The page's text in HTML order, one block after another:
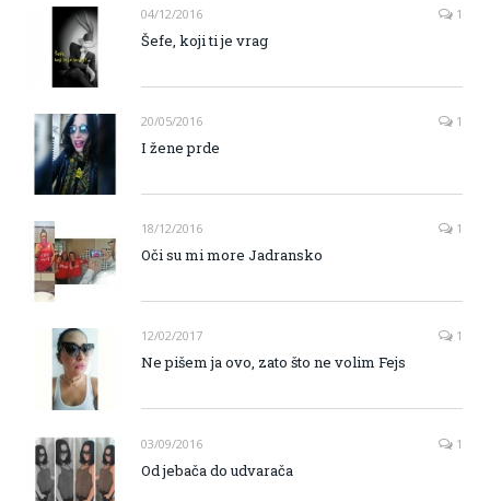
04/12/2016 1
Šefe, koji ti je vrag
20/05/2016 1
I žene prde
18/12/2016 1
Oči su mi more Jadransko
12/02/2017 1
Ne pišem ja ovo, zato što ne volim Fejs
03/09/2016 1
Od jebača do udvarača